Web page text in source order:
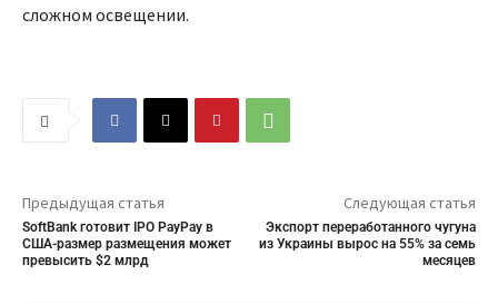
сложном освещении.
Предыдущая статья
SoftBank готовит IPO PayPay в
США-размер размещения может
превысить $2 млрд
Следующая статья
Экспорт переработанного чугуна
из Украины вырос на 55% за семь
месяцев